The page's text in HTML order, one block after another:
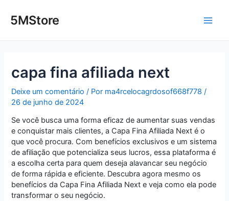
para5MStore
capa fina afiliada next
Deixe um comentário / Por ma4rcelocagrdosof668f778/
26 de junho de 2024
Se você busca uma forma eficaz de aumentar suas vendas
e conquistar mais clientes, a Capa Fina Afiliada Next é o
que você procura. Com benefícios exclusivos e um sistema
de afiliação que potencializa seus lucros, essa plataforma é
a escolha certa para quem deseja alavancar seu negócio
de forma rápida e eficiente. Descubra agora mesmo os
benefícios da Capa Fina Afiliada Next e veja como ela pode
transformar o seu negócio.
navigation